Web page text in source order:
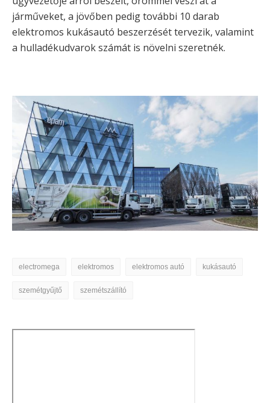
járműveket, a jövőben pedig további 10 darab
elektromos kukásautó beszerzését tervezik, valamint
a hulladékudvarok számát is növelni szeretnék.
electromega elektromos elektromos autó kukásautó
szemétgyűjtő szemétszállító